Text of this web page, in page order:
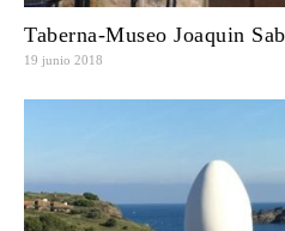
Taberna-Museo Joaquin
19 junio 2018